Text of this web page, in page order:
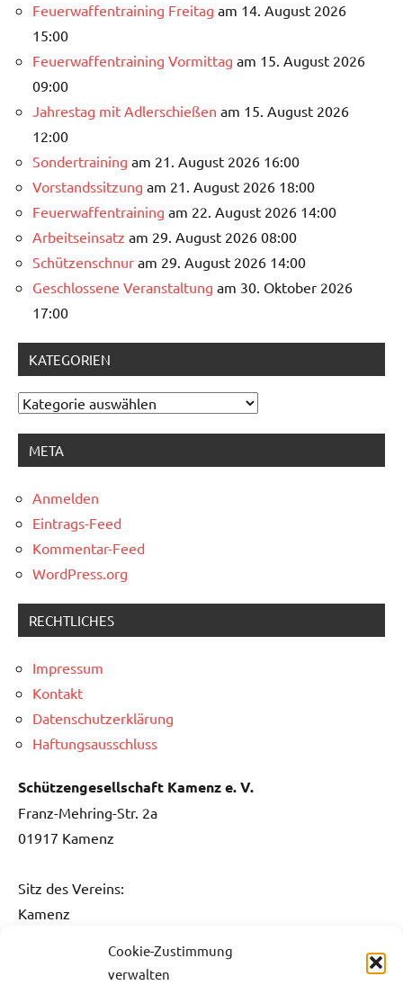
Cookie-Zustimmung
verwalten
Feuerwaffentraining Freitag am 14. August 2026
15:00
Feuerwaffentraining Vormittag am 15. August 2026
09:00
Jahrestag mit Adlerschießen am 15. August 2026
12:00
Sondertraining am 21. August 2026 16:00
Vorstandssitzung am 21. August 2026 18:00
Feuerwaffentraining am 22. August 2026 14:00
Arbeitseinsatz am 29. August 2026 08:00
Schützenschnur am 29. August 2026 14:00
Geschlossene Veranstaltung am 30. Oktober 2026
17:00
KATEGORIEN
Kategorien
META
Anmelden
Eintrags-Feed
Kommentar-Feed
WordPress.org
RECHTLICHES
Impressum
Kontakt
Datenschutzerklärung
Haftungsausschluss
Schützengesellschaft Kamenz e. V.
Franz-Mehring-Str. 2a
01917 Kamenz
Sitz des Vereins:
Kamenz
Fon: 0151 / 5061 1482